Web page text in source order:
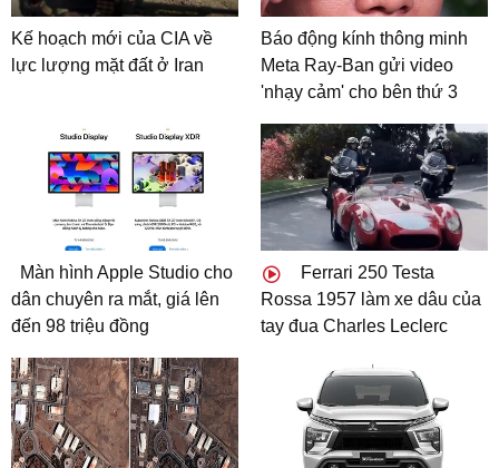
Kế hoạch mới của CIA về
lực lượng mặt đất ở Iran
Báo động kính thông minh
Meta Ray-Ban gửi video
'nhạy cảm' cho bên thứ 3
Màn hình Apple Studio cho
dân chuyên ra mắt, giá lên
đến 98 triệu đồng
Ferrari 250 Testa
Rossa 1957 làm xe dâu của
tay đua Charles Leclerc